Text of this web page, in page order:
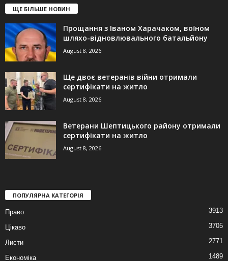
ЩЕ БІЛЬШЕ НОВИН
Прощання з Іваном Харачаком, воїном
шляхо-відновлювального батальйону
August 8, 2026
Ще двоє ветеранів війни отримали
сертифікати на житло
August 8, 2026
Ветерани Шептицького району отримали
сертифікати на житло
August 8, 2026
ПОПУЛЯРНА КАТЕГОРІЯ
Право 3913
Цікаво 3705
Листи 2771
Економіка 1489